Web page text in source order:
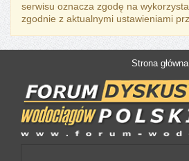
serwisu oznacza zgodę na
zgodnie z aktualnymi ustawieniami
Strona główna